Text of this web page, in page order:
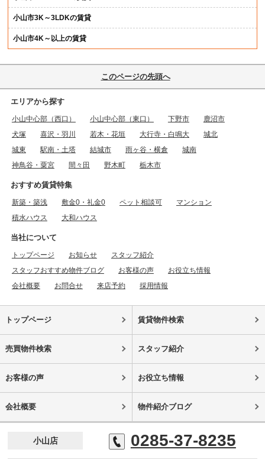
小山市3K～3LDKの賃貸
小山市4K～以上の賃貸
このページの先頭へ
エリアから探す
小山中心部（西口） 小山中心部（東口） 下野市
鹿沼市
犬塚
喜沢・羽川 若木・花垣 大行寺・白鳴大
城北
城東
駅南・土塔 結城市 雨ヶ谷・横倉
城南
神鳥谷・粟宮
間々田 野木町 栃木市
おすすめ賃貸特集
新築・築浅 敷金0・礼金0 ペット相談可
マンション
積水ハウス
大和ハウス
当社について
トップページ お知らせ
スタッフ紹介
スタッフおすすめ物件ブログ
お客様の声
お役立ち情報
会社概要
お問合せ 来店予約 採用情報
トップページ 賃貸物件検索
売買物件検索 スタッフ紹介
お客様の声 お役立ち情報
会社概要 物件紹介ブログ
小山店 0285-37-8235